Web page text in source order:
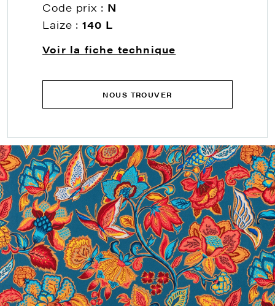
Code prix : N
Laize :140 L
Voir la fiche technique
NOUS TROUVER